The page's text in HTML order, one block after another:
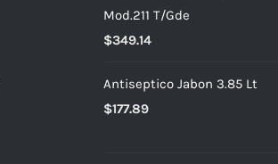
Mod.211 T/Gde
$349.14
Antiseptico Jabon 3.85 Lt
$177.89